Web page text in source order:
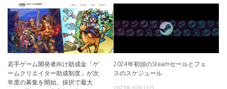
若手ゲーム開発者向け助成金「ゲ
ームクリエイター助成制度」が次
年度の募集を開始。採択で最大
2024年初頭のSteamセールとフェ
スのスケジュール
2023年10月11日